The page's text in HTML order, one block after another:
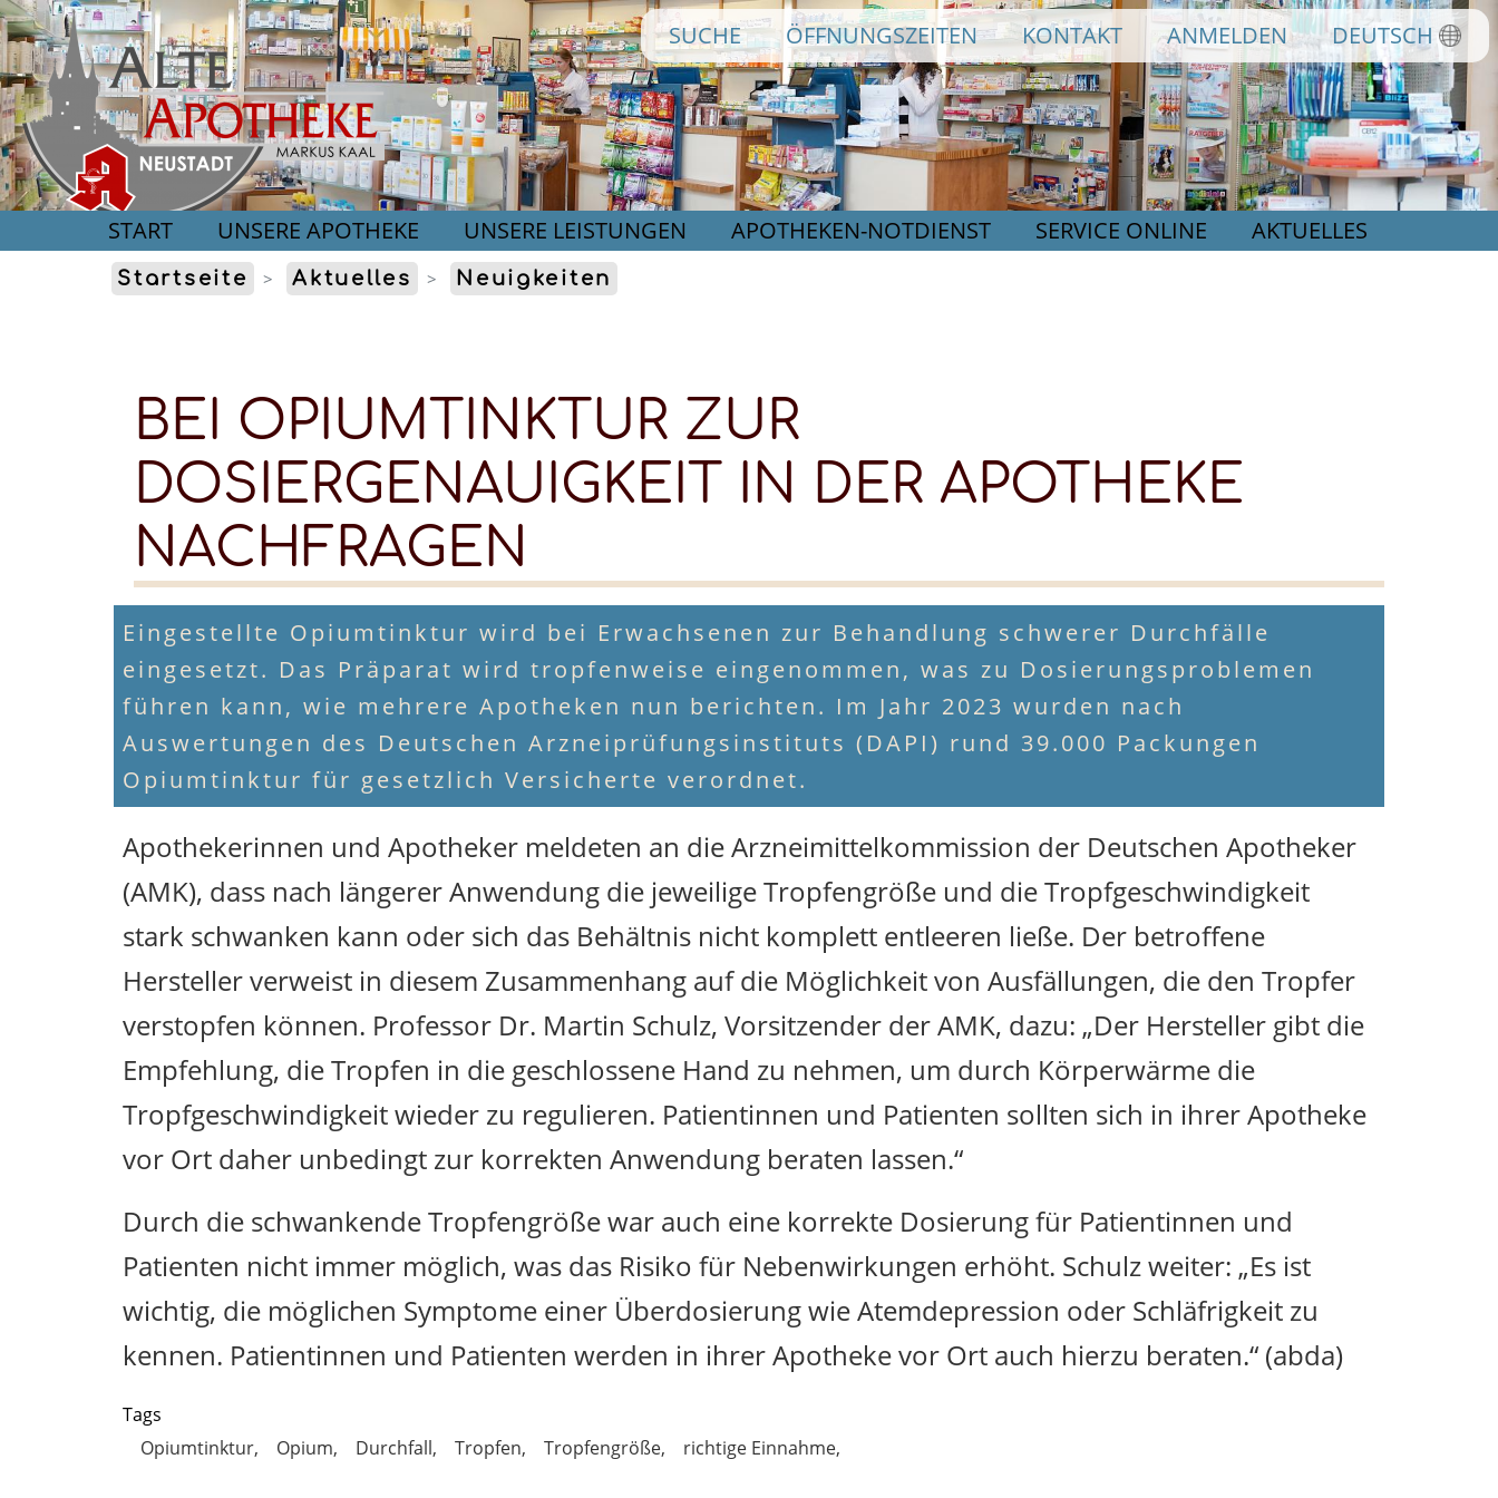
Direkt
zum
Inhalt
SUCHE ÖFFNUNGSZEITEN KONTAKT ANMELDEN DEUTSCH
START UNSERE APOTHEKE UNSERE LEISTUNGEN APOTHEKEN-NOTDIENST SERVICE ONLINE AKTUELLES
Startseite Aktuelles Neuigkeiten
BEI OPIUMTINKTUR ZUR
DOSIERGENAUIGKEIT IN DER APOTHEKE
NACHFRAGEN
Eingestellte Opiumtinktur wird bei Erwachsenen zur Behandlung schwerer Durchfälle
eingesetzt. Das Präparat wird tropfenweise eingenommen, was zu Dosierungsproblemen
führen kann, wie mehrere Apotheken nun berichten. Im Jahr 2023 wurden nach
Auswertungen des Deutschen Arzneiprüfungsinstituts (DAPI) rund 39.000 Packungen
Opiumtinktur für gesetzlich Versicherte verordnet.
Apothekerinnen und Apotheker meldeten an die Arzneimittelkommission der Deutschen Apotheker
(AMK), dass nach längerer Anwendung die jeweilige Tropfengröße und die Tropfgeschwindigkeit
stark schwanken kann oder sich das Behältnis nicht komplett entleeren ließe. Der betroffene
Hersteller verweist in diesem Zusammenhang auf die Möglichkeit von Ausfällungen, die den Tropfer
verstopfen können. Professor Dr. Martin Schulz, Vorsitzender der AMK, dazu: „Der Hersteller gibt die
Empfehlung, die Tropfen in die geschlossene Hand zu nehmen, um durch Körperwärme die
Tropfgeschwindigkeit wieder zu regulieren. Patientinnen und Patienten sollten sich in ihrer Apotheke
vor Ort daher unbedingt zur korrekten Anwendung beraten lassen.“
Durch die schwankende Tropfengröße war auch eine korrekte Dosierung für Patientinnen und
Patienten nicht immer möglich, was das Risiko für Nebenwirkungen erhöht. Schulz weiter: „Es ist
wichtig, die möglichen Symptome einer Überdosierung wie Atemdepression oder Schläfrigkeit zu
kennen. Patientinnen und Patienten werden in ihrer Apotheke vor Ort auch hierzu beraten.“ (abda)
Tags
Opiumtinktur
Opium Durchfall Tropfen Tropfengröße richtige Einnahme